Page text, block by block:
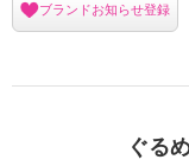
ブランドお知らせ登録
ぐる